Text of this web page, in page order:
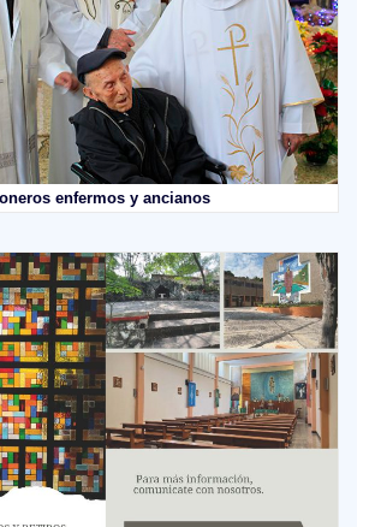
enfermos y ancianos